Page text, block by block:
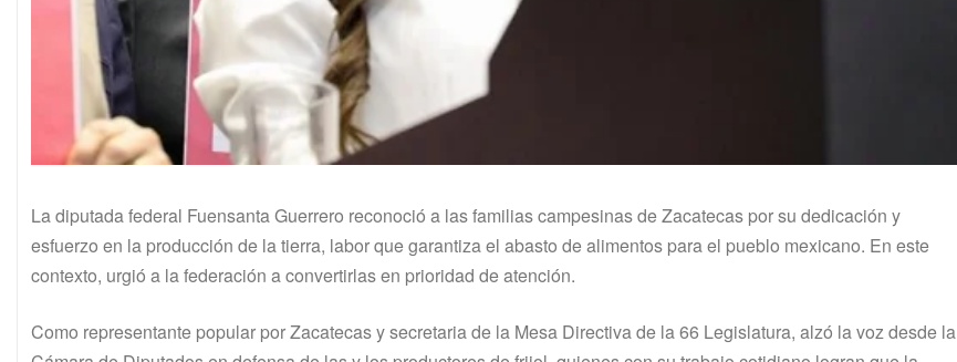
La diputada federal Fuensanta Guerrero reconoció a las familias campesinas de Zacatecas por su dedicación y
esfuerzo en la producción de la tierra, labor que garantiza el abasto de alimentos para el pueblo mexicano. En este
contexto, urgió a la federación a convertirlas en prioridad de atención.
Como representante popular por Zacatecas y secretaria de la Mesa Directiva de la 66 Legislatura, alzó la voz desde la